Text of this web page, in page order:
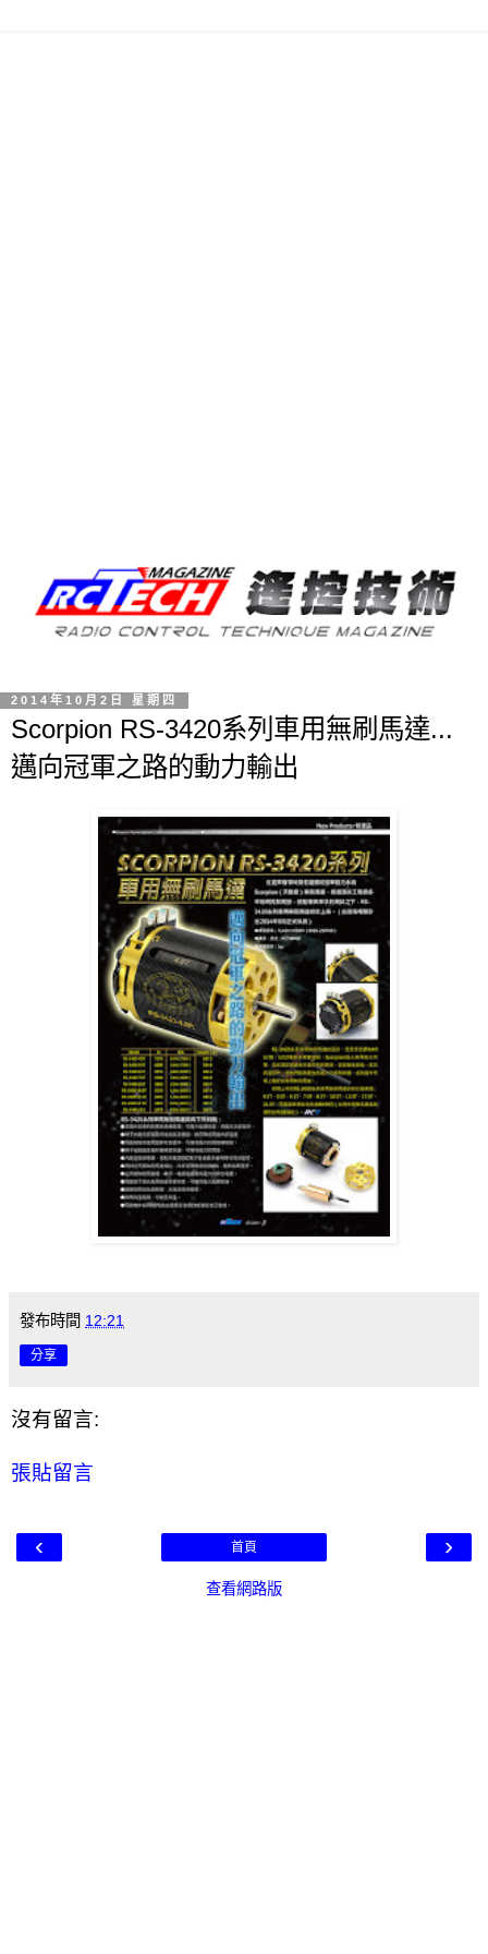
2014年10月2日 星期四
Scorpion RS-3420系列車用無刷馬達...
邁向冠軍之路的動力輸出
發布時間 12:21
分享
沒有留言:
張貼留言
‹ ›
首頁
查看網路版